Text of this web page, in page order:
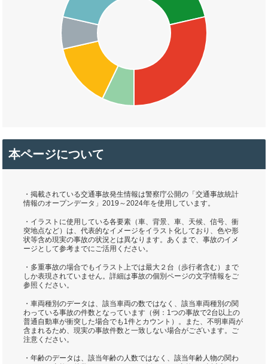
本ページについて
・掲載されている交通事故発生情報は警察庁公開の「交通事故統計
情報のオープンデータ」2019～2024年を使用しています。
・イラストに使用している各要素（車、背景、車、天候、信号、衝
突地点など）は、代表的なイメージをイラスト化しており、色や形
状等含め現実の事故の状況とは異なります。あくまで、事故のイメ
ージとして参考までにご活用ください。
・多重事故の場合でもイラスト上では最大２台（歩行者含む）まで
しか表現されていません。詳細は事故の個別ページの文字情報をご
参照ください。
・車両種別のデータは、該当車両の数ではなく、該当車両種別の関
わっている事故の件数となっています（例：1つの事故で2台以上の
普通自動車が衝突した場合でも1件とカウント）。また、不明車両が
含まれるため、現実の事故件数と一致しない場合がございます。ご
注意ください。
・年齢のデータは、該当年齢の人数ではなく、該当年齢人物の関わ